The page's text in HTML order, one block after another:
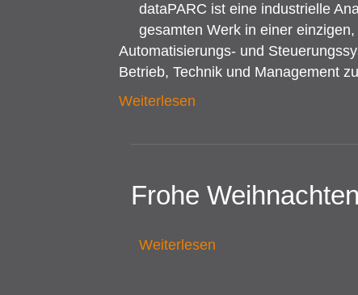
dataPARC ist eine industrielle
gesamten Werk in einer
Automatisierungs- und
Betrieb, Technik und Management
Weiterlesen
Frohe Weihnachten
Weiterlesen